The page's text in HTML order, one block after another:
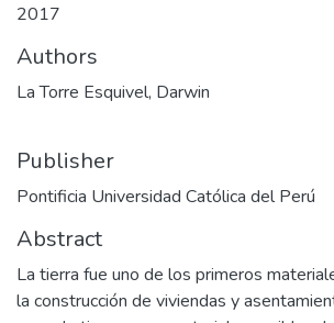
2017
Authors
La Torre Esquivel, Darwin
Publisher
Pontificia Universidad Católica del Perú
Abstract
La tierra fue uno de los primeros
la construcción de viviendas y